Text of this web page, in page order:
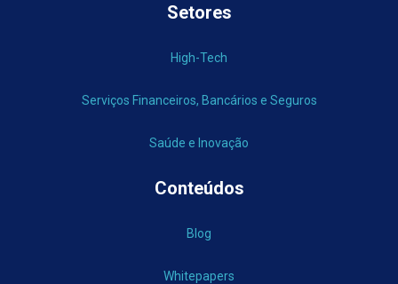
Setores
High-Tech
Serviços Financeiros, Bancários e Seguros
Saúde e Inovação
Conteúdos
Blog
Whitepapers